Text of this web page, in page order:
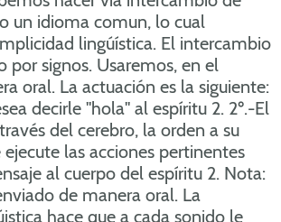
un idioma comun, lo cual
lingúística. El intercambio
por signos. Usaremos, en el
oral. La actuación es la siguiente:
decirle "hola" al espíritu 2. 2º.-El
del cerebro, la orden a su
las acciones pertinentes
al cuerpo del espíritu 2. Nota:
de manera oral. La
hace que a cada sonido le